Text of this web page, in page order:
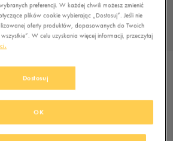
1/3
preferencji. W każdej chwili możesz zmienić
plików cookie wybierając „Dostosuj”. Jeśli nie
oferty produktów, dopasowanych do Twoich
W celu uzyskania więcej informacji, przeczytaj
Dostosuj
OK